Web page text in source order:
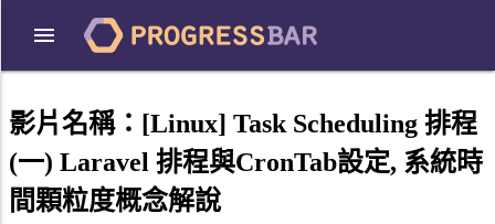
影片名稱： [Linux] Task Scheduling 排程
(一) Laravel 排程與CronTab設定, 系統時
間顆粒度概念解說